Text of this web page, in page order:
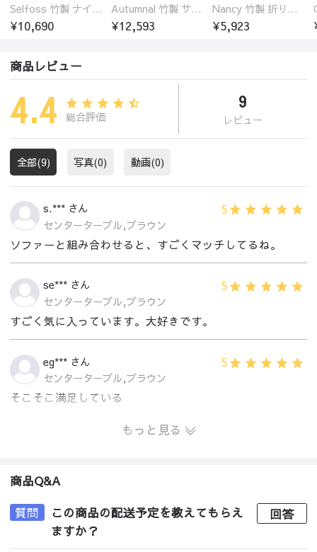
Selfoss 竹製 ナイトテーブル
¥10,690
Autumnal 竹製 サイドテーブル ナイトテーブル 引き出し付き
¥12,593
Nancy 竹製 折りたたみ式ローテーブル センターテーブル
¥5,923
商品レビュー
4.4 総合評価
9
レビュー
全部(9) 写真(0) 動画(0)
s.*** さん 5
センターターブル,ブラウン
ソファーと組み合わせると、すごくマッチしてるね。
se*** さん 5
センターターブル,ブラウン
すごく気に入っています。大好きです。
eg*** さん 5
センターターブル,ブラウン
そこそこ満足している
もっと見る
商品Q&A
質問
この商品の配送予定を教えてもらえ
ますか？
回答